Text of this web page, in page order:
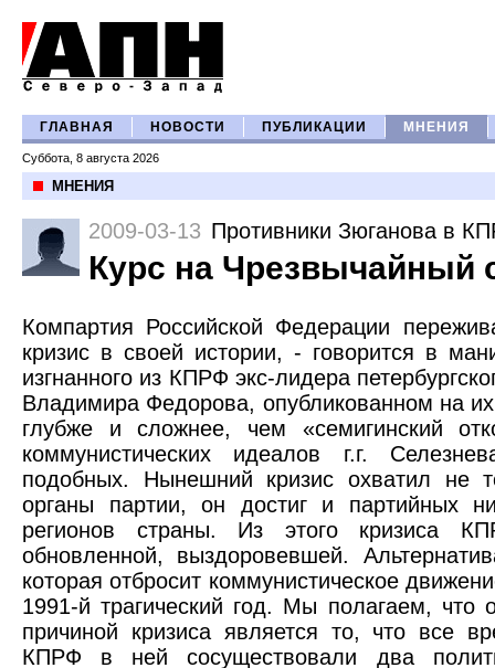
ГЛАВНАЯ НОВОСТИ ПУБЛИКАЦИИ МНЕНИЯ
Суббота, 8 августа 2026
МНЕНИЯ
2009-03-13 Противники Зюганова в
Курс на Чрезвычайный
Компартия Российской Федерации
кризис в своей истории, - говорится в
изгнанного из КПРФ экс-лидера
Владимира Федорова, опубликованном на
глубже и сложнее, чем «семигинский
коммунистических идеалов г.г.
подобных. Нынешний кризис охватил не
органы партии, он достиг и партийных
регионов страны. Из этого кризиса
обновленной, выздоровевшей.
которая отбросит коммунистическое
1991-й трагический год. Мы полагаем, что
причиной кризиса является то, что все
КПРФ в ней сосуществовали два